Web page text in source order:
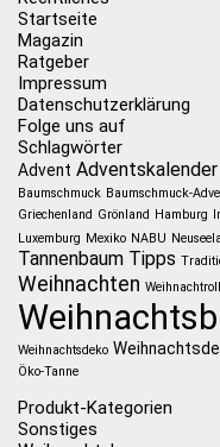
Startseite
Magazin
Ratgeber
Impressum
Datenschutzerklärung
Folge uns auf
Schlagwörter
Advent Adventskalender
Baumschmuck Baumschmuck-
Griechenland Grönland Hamburg
Luxemburg Mexiko NABU
Tannenbaum Tipps
Weihnachten
Weihnachtsdeko
Öko-Tanne
Produkt-Kategorien
Sonstiges